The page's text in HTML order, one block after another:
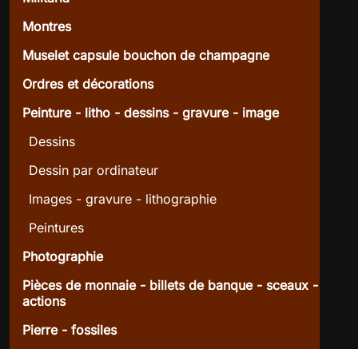
Montres
Muselet capsule bouchon de champagne
Ordres et décorations
Peinture - litho - dessins - gravure - image
Dessins
Dessin par ordinateur
Images - gravure - lithographie
Peintures
Photographie
Pièces de monnaie - billets de banque - sceaux -
actions
Pierre - fossiles